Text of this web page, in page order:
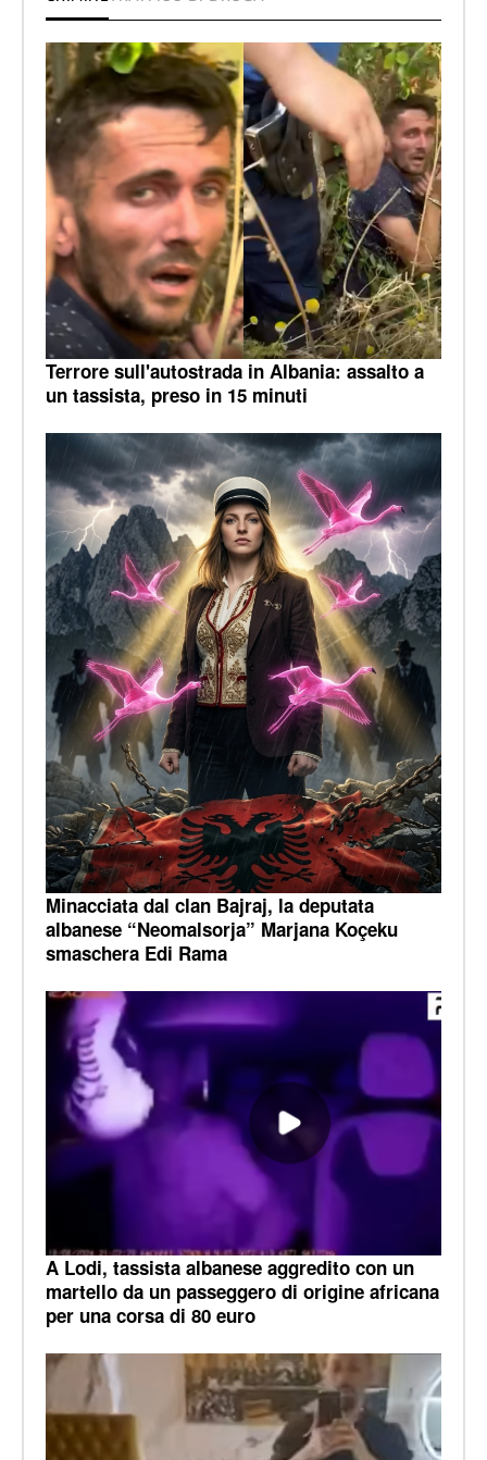
Terrore sull'autostrada in Albania: assalto a
un tassista, preso in 15 minuti
Minacciata dal clan Bajraj, la deputata
albanese “Neomalsorja” Marjana Koçeku
smaschera Edi Rama
A Lodi, tassista albanese aggredito con un
martello da un passeggero di origine africana
per una corsa di 80 euro